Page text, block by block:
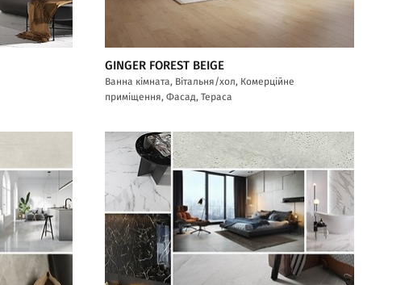
GINGER FOREST BEIGE
Ванна кімната, Вітальня/хол, Комерційне
приміщення, Фасад, Тераса